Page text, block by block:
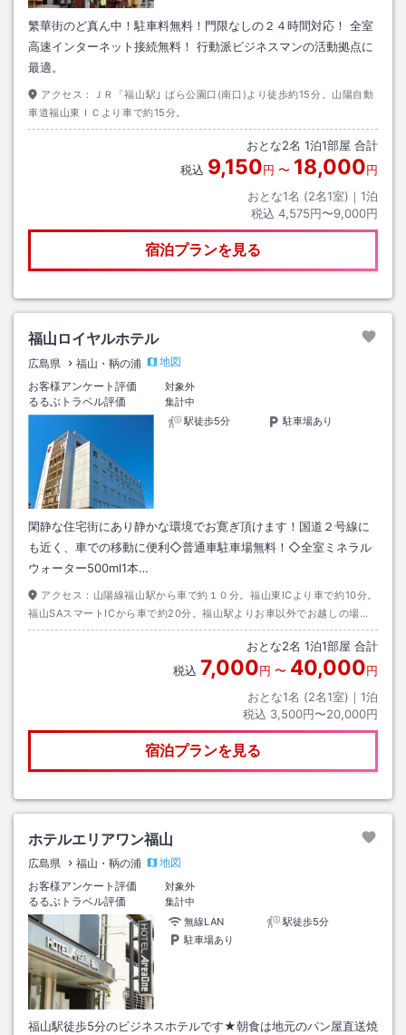
繁華街のど真ん中！駐車料無料！門限なしの２４時間対応！ 全室
高速インターネット接続無料！ 行動派ビジネスマンの活動拠点に
最適。
アクセス：
ＪＲ「福山駅｣ ばら公園口(南口)より徒歩約15分。山陽自動
車道福山東ＩＣより車で約15分。
おとな2名 1泊1部屋 合計
税込 9,150円 〜 18,000円
おとな1名 (2名1室)｜ 1泊
税込 4,575円〜9,000円
宿泊プランを見る
福山ロイヤルホテル
広島県 福山・鞆の浦
地図
お客様アンケート評価
対象外
るるぶトラベル評価
集計中
駅徒歩5分
駐車場あり
閑静な住宅街にあり静かな環境でお寛ぎ頂けます！国道２号線に
も近く、車での移動に便利◇普通車駐車場無料！◇全室ミネラル
ウォーター500ml1本…
アクセス： 山陽線福山駅から車で約１０分。福山東ICより車で約10分。
福山SAスマートICから車で約20分。福山駅よりお車以外でお越しの場合
はタクシーが便利です。お車をご利用の場合普通車駐車場無料。（40台分
の無料駐車場を完備しておりますが、万が一満車の場合は近隣コインパー
キングにご案内します。出庫後領収書をフロントに持参頂ければ駐車場代
おとな2名 1泊1部屋 合計
税込 7,000円 〜 40,000円
おとな1名 (2名1室)｜ 1泊
税込 3,500円〜20,000円
宿泊プランを見る
ホテルエリアワン福山
広島県 福山・鞆の浦
地図
お客様アンケート評価
対象外
るるぶトラベル評価
集計中
無線LAN
駅徒歩5分
駐車場あり
福山駅徒歩5分のビジネスホテルです★朝食は地元のパン屋直送焼